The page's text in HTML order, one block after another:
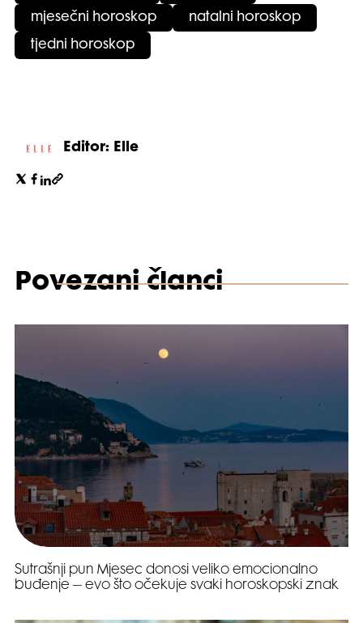
mjesečni horoskop natalni horoskop
tjedni horoskop
Editor: Elle
Povezani članci
Sutrašnji pun Mjesec donosi veliko emocionalno
buđenje – evo što očekuje svaki horoskopski znak